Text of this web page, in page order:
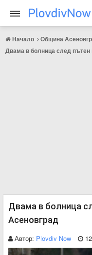
Начало
Община
Двама в болница след пътен
Двама в болница
Асеновград
Автор: Plovdiv Now